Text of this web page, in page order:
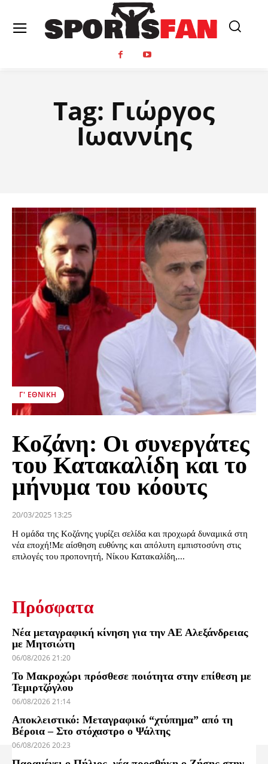
Tag: Γιώργος
Ιωαννίης
Γ' ΕΘΝΙΚΉ
Κοζάνη: Οι συνεργάτες
του Κατακαλίδη και το
μήνυμα του κόουτς
20/03/2025 13:25
Η ομάδα της Κοζάνης γυρίζει σελίδα και προχωρά δυναμικά στη
νέα εποχή!Με αίσθηση ευθύνης και απόλυτη εμπιστοσύνη στις
επιλογές του προπονητή, Νίκου Κατακαλίδη,...
Πρόσφατα
Νέα μεταγραφική κίνηση για την ΑΕ Αλεξάνδρειας
με Μητσιώτη
06/08/2026 21:20
Το Μακροχώρι πρόσθεσε ποιότητα στην επίθεση με
Τεμιρτζόγλου
06/08/2026 21:14
Αποκλειστικό: Μεταγραφικό “χτύπημα” από τη
Βέροια – Στο στόχαστρο ο Ψάλτης
06/08/2026 20:23